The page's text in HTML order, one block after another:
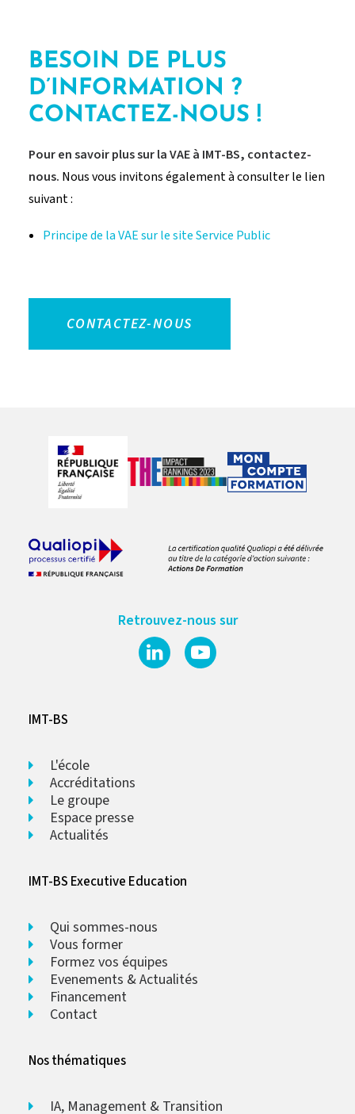
BESOIN DE PLUS
D’INFORMATION ?
CONTACTEZ-NOUS !
Pour en savoir plus sur la VAE à IMT-BS, contactez-
nous. Nous vous invitons également à consulter le lien
suivant :
Principe de la VAE sur le site Service Public
CONTACTEZ-NOUS
Retrouvez-nous sur
IMT-BS
L'école
Accréditations
Le groupe
Espace presse
Actualités
IMT-BS Executive Education
Qui sommes-nous
Vous former
Formez vos équipes
Evenements & Actualités
Financement
Contact
Nos thématiques
IA, Management & Transition